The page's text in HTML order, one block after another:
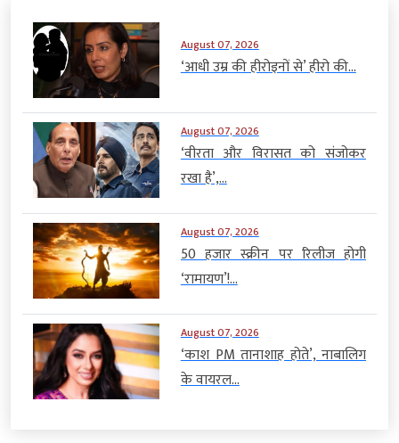
August 07, 2026
‘आधी उम्र की हीरोइनों से’ हीरो की...
August 07, 2026
‘वीरता और विरासत को संजोकर
रखा है’,...
August 07, 2026
50 हजार स्क्रीन पर रिलीज होगी
‘रामायण’!...
August 07, 2026
‘काश PM तानाशाह होते’, नाबालिग
के वायरल...